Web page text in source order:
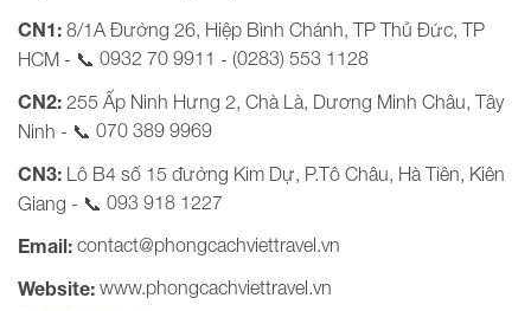
CN1: 8/1A Đường 26, Hiệp Bình Chánh, TP Thủ Đức, TP
HCM - 📞 0932 70 9911 - (0283) 553 1128
CN2: 255 Ấp Ninh Hưng 2, Chà Là, Dương Minh Châu, Tây
Ninh - 📞 070 389 9969
CN3: Lô B4 số 15 đường Kim Dự, P.Tô Châu, Hà Tiên, Kiên
Giang - 📞 093 918 1227
Email: contact@phongcachviettravel.vn
Website: www.phongcachviettravel.vn